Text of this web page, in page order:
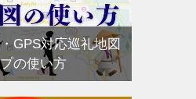
GPS対応巡礼地図
の使い方